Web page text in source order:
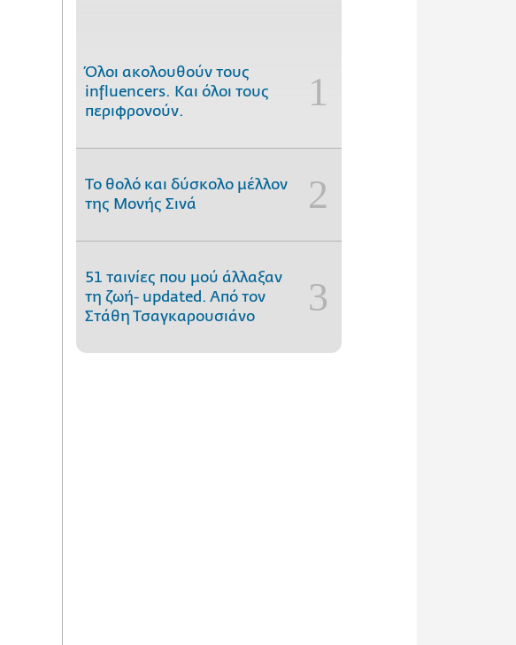
Όλοι ακολουθούν τους
influencers. Και όλοι τους
περιφρονούν.
Το θολό και δύσκολο μέλλον
της Μονής Σινά
51 ταινίες που μού άλλαξαν
τη ζωή- updated. Aπό τον
Στάθη Τσαγκαρουσιάνο